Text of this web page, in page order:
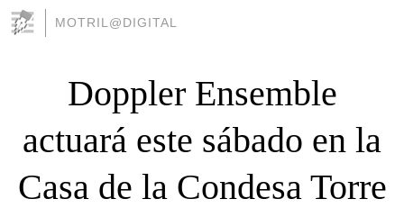
MOTRIL@DIGITAL
Doppler Ensemble
actuará este sábado en la
Casa de la Condesa Torre